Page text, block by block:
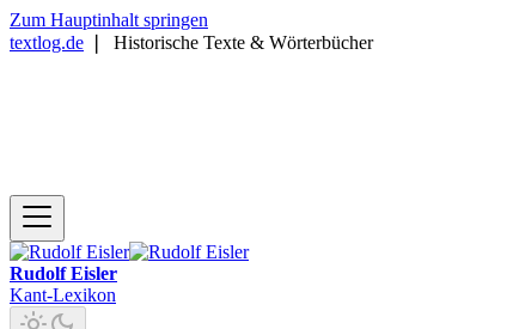
Zum Hauptinhalt springen
textlog.de
Historische Texte & Wörterbücher
Rudolf Eisler
Kant-Lexikon